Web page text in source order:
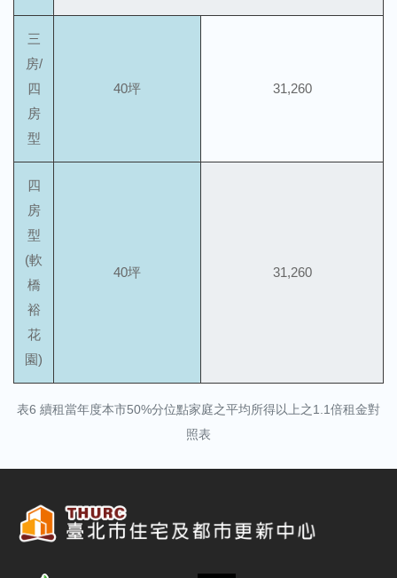
三
房/
四
房
型
40坪 31,260
四
房
型
(軟
橋
裕
花
園)
40坪 31,260
表6 續租當年度本市50%分位點家庭之平均所得以上之1.1倍租金對
照表